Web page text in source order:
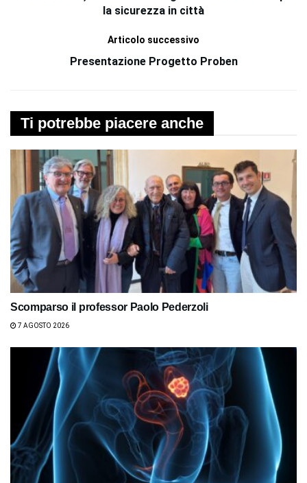
la sicurezza in città
Articolo successivo
Presentazione Progetto Proben
Ti potrebbe piacere anche
Scomparso il professor Paolo Pederzoli
7 AGOSTO 2026